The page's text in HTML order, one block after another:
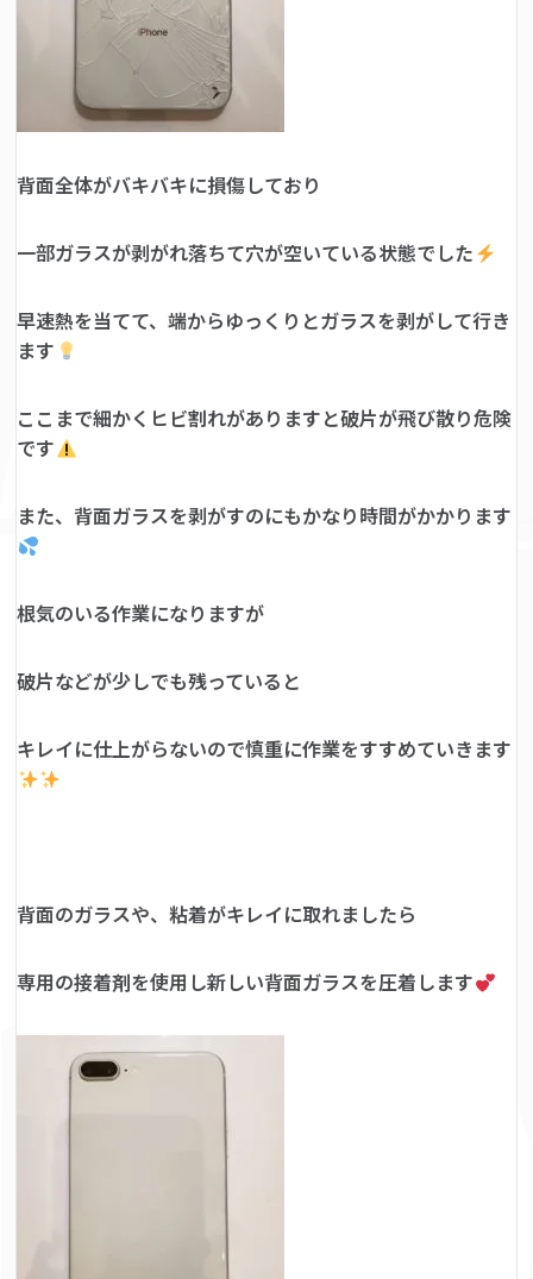
背面全体がバキバキに損傷しており
一部ガラスが剥がれ落ちて穴が空いている状態でした
早速熱を当てて、端からゆっくりとガラスを剥がして行き
ます
ここまで細かくヒビ割れがありますと破片が飛び散り危険
です
また、背面ガラスを剥がすのにもかなり時間がかかります
根気のいる作業になりますが
破片などが少しでも残っていると
キレイに仕上がらないので慎重に作業をすすめていきます
背面のガラスや、粘着がキレイに取れましたら
専用の接着剤を使用し新しい背面ガラスを圧着します